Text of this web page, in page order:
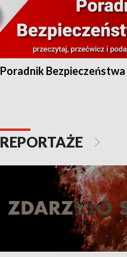
Poradnik Bezpieczeństwa
REPORTAŻE